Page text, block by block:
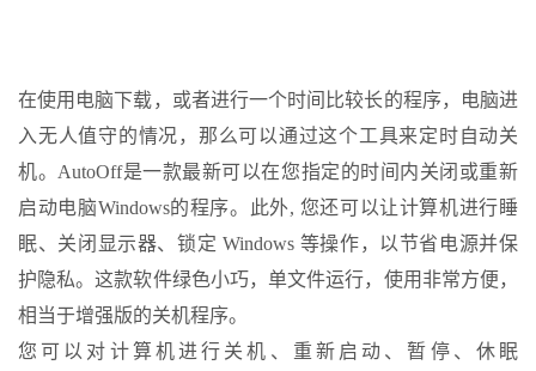
在使用电脑下载，或者进行一个时间比较长的程序，电脑进
入无人值守的情况，那么可以通过这个工具来定时自动关
机。AutoOff是一款最新可以在您指定的时间内关闭或重新
启动电脑Windows的程序。此外, 您还可以让计算机进行睡
眠、关闭显示器、锁定 Windows 等操作，以节省电源并保
护隐私。这款软件绿色小巧，单文件运行，使用非常方便，
相当于增强版的关机程序。
您可以对计算机进行关机、重新启动、暂停、休眠